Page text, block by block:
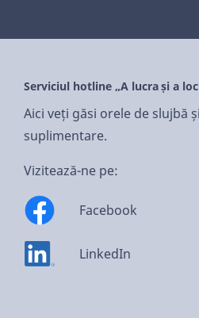
Serviciul hotline „A lucra și a
Aici veți găsi orele de slujbă
suplimentare.
Vizitează-ne pe:
Facebook
LinkedIn